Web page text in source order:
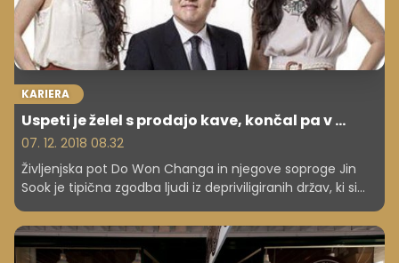
KARIERA
Uspeti je želel s prodajo kave, končal pa v ...
07. 12. 2018 08.32
Življenjska pot Do Won Changa in njegove soproge Jin
Sook je tipična zgodba ljudi iz depriviligiranih držav, ki si
želijo živeti ameriške sanje. Leta 1981 sta se brez prebite
pare preselila v Združene države Amerike z enim samim
ciljem: uspeti! Do Won je za preživetje opravljal kar tri